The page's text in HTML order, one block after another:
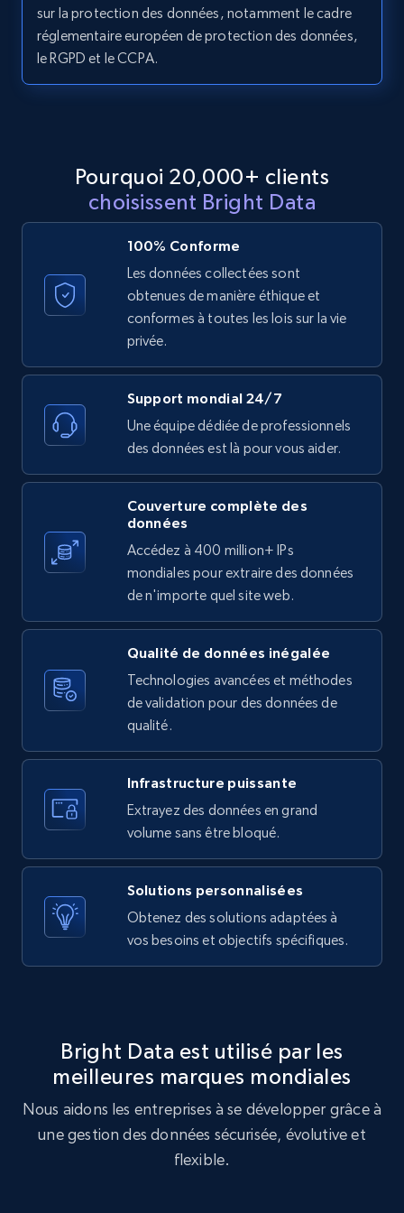
11.3K+ 1.5K+ Essai gratuit
11.3K+ 1.5K+ Essai gratuit
LinkedIn posts - Discover new posts
company URL
URL, ID, User id, Use url, Title, Headline, Post
text, Date posted, and more.
11.3K+ 1.5K+ Essai gratuit
X (formerly Twitter) - Posts
ID, User posted, Name, Description, Date
posted, Photos, URL, Quoted post, and more.
1.2K+
X (formerly Twitter) - Posts - Collecting
Twitter posts URLs
posted, Photos, URL, Quoted post, and more.
10.3K+ 1.2K+ Essai gratuit
X (formerly Twitter) - Posts - Getting x
posts by array of profiles
ID, User posted, Name, Description, Date
posted, Photos, URL, Quoted post, and more.
TikTok - Profiles
Account id, Nickname, Biography, Awg
engagement rate, Comment engagement rate,
sur la protection des données, notamment le cadre
réglementaire européen de protection des données,
le RGPD et le CCPA.
Pourquoi 20,000+ clients
choisissent Bright Data
100% Conforme
Les données collectées sont
obtenues de manière éthique et
conformes à toutes les lois sur la vie
privée.
Support mondial 24/7
Une équipe dédiée de professionnels
des données est là pour vous aider.
Couverture complète des
données
Accédez à 400 million+ IPs
mondiales pour extraire des données
de n'importe quel site web.
Qualité de données inégalée
Technologies avancées et méthodes
de validation pour des données de
qualité.
Infrastructure puissante
Extrayez des données en grand
volume sans être bloqué.
Solutions personnalisées
Obtenez des solutions adaptées à
vos besoins et objectifs spécifiques.
Bright Data est utilisé par les
meilleures marques mondiales
Nous aidons les entreprises à se développer grâce à
une gestion des données sécurisée, évolutive et
flexible.